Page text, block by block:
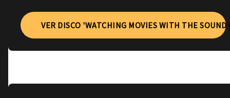
VER DISCO 'WATCHING MOVIES WITH THE SOUND